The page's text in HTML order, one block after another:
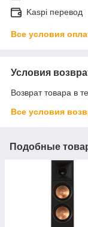
Kaspi перевод
Все условия
Условия
Возврат товара в
Все условия
Подобные